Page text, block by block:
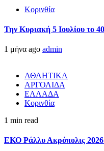
Κορινθία
Την Κυριακή 5 Ιουλίου το
1 μήνα ago admin
ΑΘΛΗΤΙΚΑ
ΑΡΓΟΛΙΔΑ
ΕΛΛΑΔΑ
Κορινθία
1 min read
ΕΚΟ Ράλλυ Ακρόπολις